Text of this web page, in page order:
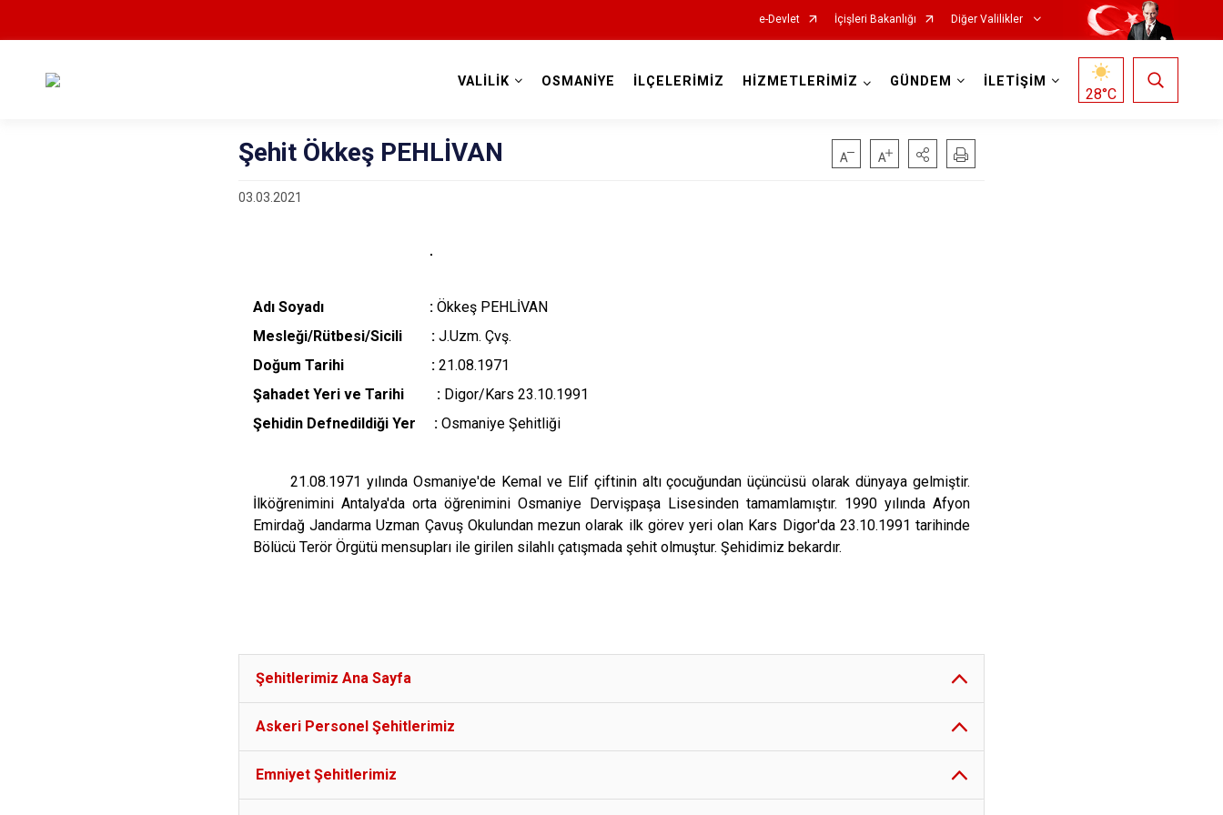
e-Devlet İçişleri Bakanlığı Diğer Valilikler
VALİLİK OSMANİYE İLÇELERİMİZ HİZMETLERİMİZ GÜNDEM İLETİŞİM
28°C
Şehit Ökkeş PEHLİVAN
03.03.2021
Adı Soyadı : Ökkeş PEHLİVAN
Mesleği/Rütbesi/Sicili : J.Uzm. Çvş.
Doğum Tarihi : 21.08.1971
Şahadet Yeri ve Tarihi : Digor/Kars 23.10.1991
Şehidin Defnedildiği Yer : Osmaniye Şehitliği
21.08.1971 yılında Osmaniye'de Kemal ve Elif çiftinin altı çocuğundan üçüncüsü olarak dünyaya gelmiştir.
İlköğrenimini Antalya'da orta öğrenimini Osmaniye Dervişpaşa Lisesinden tamamlamıştır. 1990 yılında Afyon
Emirdağ Jandarma Uzman Çavuş Okulundan mezun olarak ilk görev yeri olan Kars Digor'da 23.10.1991 tarihinde
Bölücü Terör Örgütü mensupları ile girilen silahlı çatışmada şehit olmuştur. Şehidimiz bekardır.
Şehitlerimiz Ana Sayfa
Askeri Personel Şehitlerimiz
Emniyet Şehitlerimiz